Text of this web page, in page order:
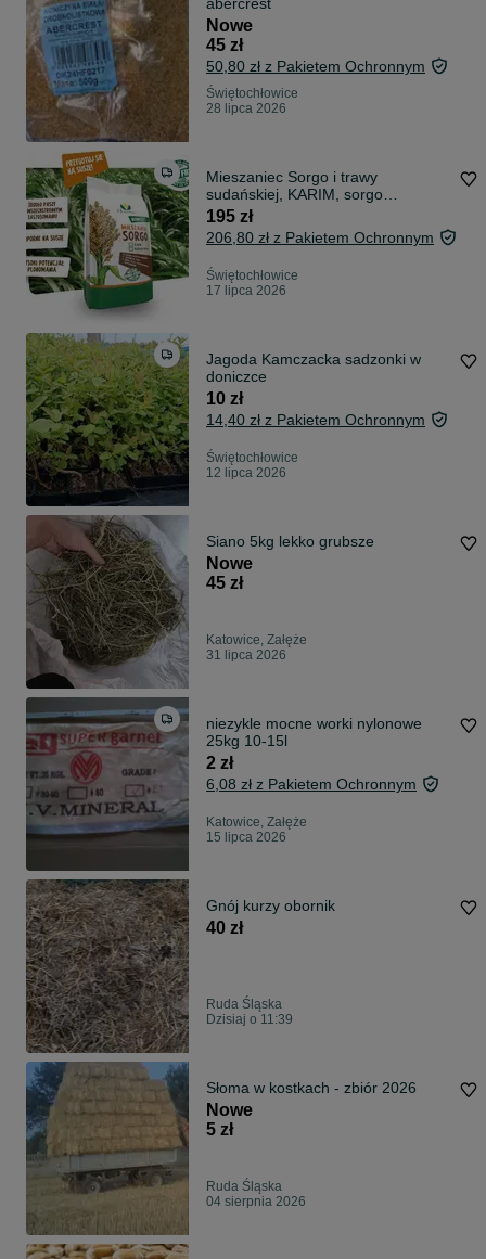
abercrest
Nowe
45 zł
50,80 zł z Pakietem Ochronnym
Świętochłowice
28 lipca 2026
Mieszaniec Sorgo i trawy
sudańskiej, KARIM, sorgo
kiszonkarskie
195 zł
206,80 zł z Pakietem Ochronnym
Świętochłowice
17 lipca 2026
Jagoda Kamczacka sadzonki w
doniczce
10 zł
14,40 zł z Pakietem Ochronnym
Świętochłowice
12 lipca 2026
Siano 5kg lekko grubsze
Nowe
45 zł
Katowice, Załęże
31 lipca 2026
niezykle mocne worki nylonowe
25kg 10-15l
2 zł
6,08 zł z Pakietem Ochronnym
Katowice, Załęże
15 lipca 2026
Gnój kurzy obornik
40 zł
Ruda Śląska
Dzisiaj o 11:39
Słoma w kostkach - zbiór 2026
Nowe
5 zł
Ruda Śląska
04 sierpnia 2026